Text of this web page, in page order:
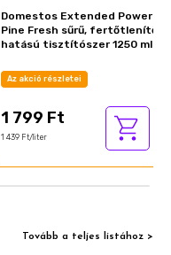
Domestos Extended Power
Pine Fresh sűrű, fertőtlenítő
hatású tisztítószer 1250 ml
Az akció részletei
1 799 Ft
1 439 Ft/liter
Tovább a teljes listához >